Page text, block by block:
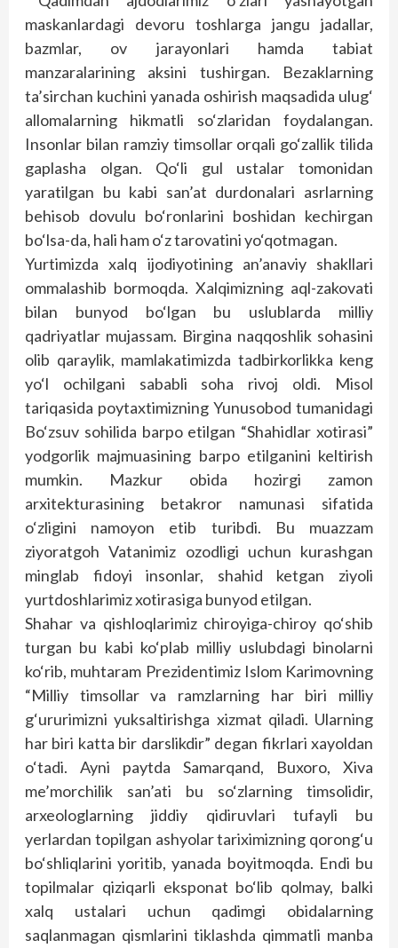
maskanlardagi devoru toshlarga jangu jadallar,
bazmlar, ov jarayonlari hamda tabiat
manzaralarining aksini tushirgan. Bezaklarning
ta’sirchan kuchini yanada oshirish maqsadida ulug‘
allomalarning hikmatli so‘zlaridan foydalangan.
Insonlar bilan ramziy timsollar orqali go‘zallik tilida
gaplasha olgan. Qo‘li gul ustalar tomonidan
yaratilgan bu kabi san’at durdonalari asrlarning
behisob dovulu bo‘ronlarini boshidan kechirgan
bo‘lsa-da, hali ham o‘z tarovatini yo‘qotmagan.
Yurtimizda xalq ijodiyotining an’anaviy shakllari
ommalashib bormoqda. Xalqimizning aql-zakovati
bilan bunyod bo‘lgan bu uslublarda milliy
qadriyatlar mujassam. Birgina naqqoshlik sohasini
olib qaraylik, mamlakatimizda tadbirkorlikka keng
yo‘l ochilgani sababli soha rivoj oldi. Misol
tariqasida poytaxtimizning Yunusobod tumanidagi
Bo‘zsuv sohilida barpo etilgan “Shahidlar xotirasi”
yodgorlik majmuasining barpo etilganini keltirish
mumkin. Mazkur obida hozirgi zamon
arxitekturasining betakror namunasi sifatida
o‘zligini namoyon etib turibdi. Bu muazzam
ziyoratgoh Vatanimiz ozodligi uchun kurashgan
minglab fidoyi insonlar, shahid ketgan ziyoli
yurtdoshlarimiz xotirasiga bunyod etilgan.
Shahar va qishloqlarimiz chiroyiga-chiroy qo‘shib
turgan bu kabi ko‘plab milliy uslubdagi binolarni
ko‘rib, muhtaram Prezidentimiz Islom Karimovning
“Milliy timsollar va ramzlarning har biri milliy
g‘ururimizni yuksaltirishga xizmat qiladi. Ularning
har biri katta bir darslikdir” degan fikrlari xayoldan
o‘tadi. Ayni paytda Samarqand, Buxoro, Xiva
me’morchilik san’ati bu so‘zlarning timsolidir,
arxeologlarning jiddiy qidiruvlari tufayli bu
yerlardan topilgan ashyolar tariximizning qorong‘u
bo‘shliqlarini yoritib, yanada boyitmoqda. Endi bu
topilmalar qiziqarli eksponat bo‘lib qolmay, balki
xalq ustalari uchun qadimgi obidalarning
saqlanmagan qismlarini tiklashda qimmatli manba